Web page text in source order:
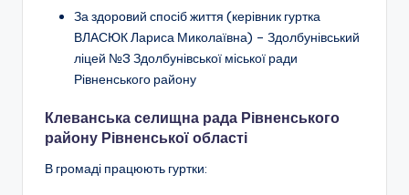
За здоровий спосіб життя (керівник гуртка
ВЛАСЮК Лариса Миколаївна) – Здолбунівський
ліцей №3 Здолбунівської міської ради
Рівненського району
Клеванська селищна рада Рівненського
району Рівненської області
В громаді працюють гуртки: